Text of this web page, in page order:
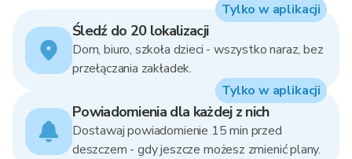
Śledź do 20 lokalizacji
Dom, biuro, szkoła dzieci - wszystko naraz, bez
przełączania zakładek.
Tylko w aplikacji
Powiadomienia dla każdej z nich
Dostawaj powiadomienie 15 min przed
deszczem - gdy jeszcze możesz zmienić plany.
Tylko w aplikacji